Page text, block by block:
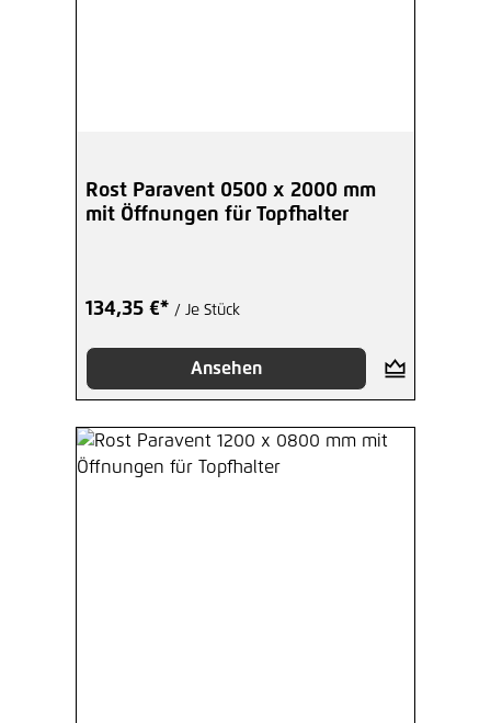
Rost Paravent 0500 x 2000 mm
mit Öffnungen für Topfhalter
134,35 €* / Je Stück
Ansehen